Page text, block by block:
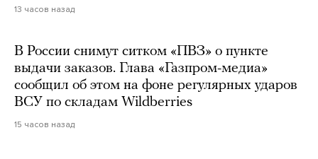
13 часов назад
В России снимут ситком «ПВЗ» о пункте
выдачи заказов. Глава «Газпром-медиа»
сообщил об этом на фоне регулярных ударов
ВСУ по складам Wildberries
15 часов назад